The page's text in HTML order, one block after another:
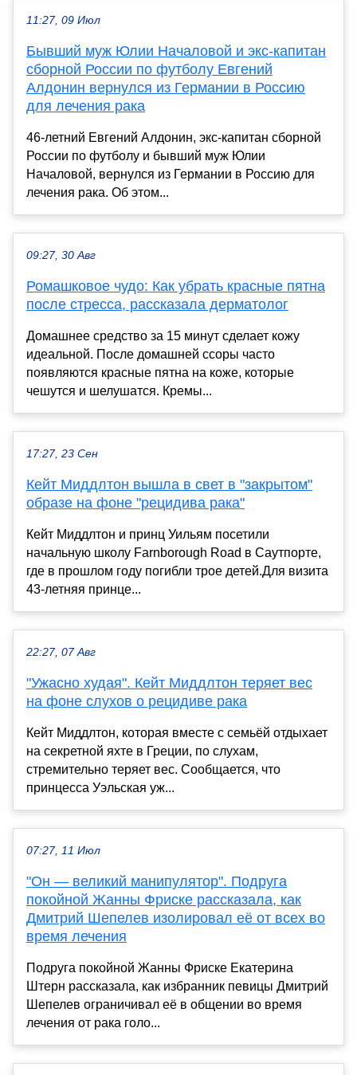
11:27, 09 Июл
Бывший муж Юлии Началовой и экс-капитан
сборной России по футболу Евгений
Алдонин вернулся из Германии в Россию
для лечения рака
46-летний Евгений Алдонин, экс-капитан сборной
России по футболу и бывший муж Юлии
Началовой, вернулся из Германии в Россию для
лечения рака. Об этом...
09:27, 30 Авг
Ромашковое чудо: Как убрать красные пятна
после стресса, рассказала дерматолог
Домашнее средство за 15 минут сделает кожу
идеальной. После домашней ссоры часто
появляются красные пятна на коже, которые
чешутся и шелушатся. Кремы...
17:27, 23 Сен
Кейт Миддлтон вышла в свет в "закрытом"
образе на фоне "рецидива рака"
Кейт Миддлтон и принц Уильям посетили
начальную школу Farnborough Road в Саутпортe,
где в прошлом году погибли трое детей.Для визита
43-летняя принце...
22:27, 07 Авг
"Ужасно худая". Кейт Миддлтон теряет вес
на фоне слухов о рецидиве рака
Кейт Миддлтон, которая вместе с семьёй отдыхает
на секретной яхте в Греции, по слухам,
стремительно теряет вес. Сообщается, что
принцесса Уэльская уж...
07:27, 11 Июл
"Он — великий манипулятор". Подруга
покойной Жанны Фриске рассказала, как
Дмитрий Шепелев изолировал её от всех во
время лечения
Подруга покойной Жанны Фриске Екатерина
Штерн рассказала, как избранник певицы Дмитрий
Шепелев ограничивал её в общении во время
лечения от рака голо...